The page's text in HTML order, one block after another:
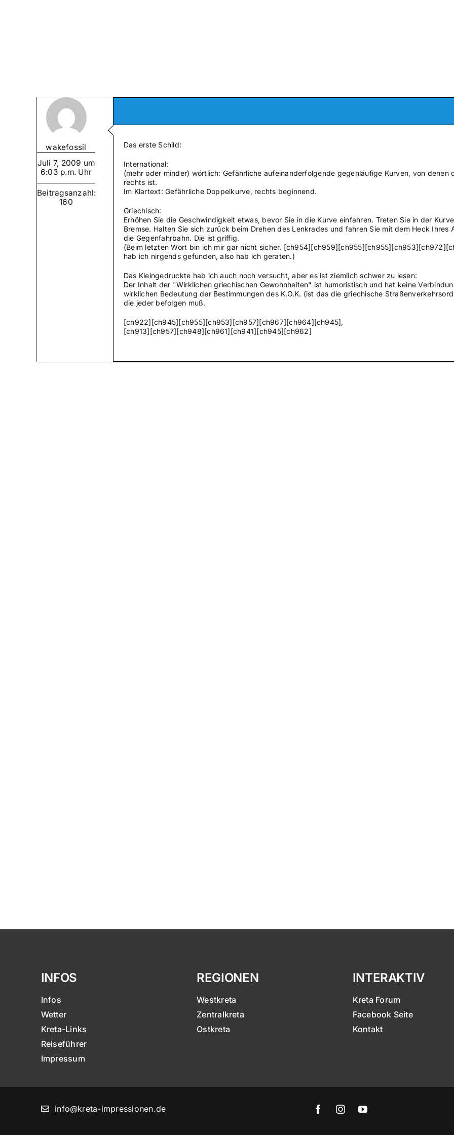
wakefossil
Juli 7, 2009 um
6:03 p.m. Uhr
Beitragsanzahl:
160
Das erste Schild:
International:
(mehr oder minder) wörtlich: Gefährliche aufeinanderfolgende gegenläufige Kurven, von denen
rechts ist.
Im Klartext: Gefährliche Doppelkurve, rechts beginnend.
Griechisch:
Erhöhen Sie die Geschwindigkeit etwas, bevor Sie in die Kurve einfahren. Treten Sie in der
Bremse. Halten Sie sich zurück beim Drehen des Lenkrades und fahren Sie mit dem Heck Ihres
die Gegenfahrbahn. Die ist griffig.
(Beim letzten Wort bin ich mir gar nicht sicher.
hab ich nirgends gefunden, also hab ich geraten.)
Das Kleingedruckte hab ich auch noch versucht, aber es ist ziemlich schwer zu lesen:
Der Inhalt der "Wirklichen griechischen Gewohnheiten" ist humoristisch und hat keine
wirklichen Bedeutung der Bestimmungen des K.O.K. (ist das die griechische
die jeder befolgen muß.
[ch922][ch945][ch955][ch953][ch957][ch967][ch964][ch945],
[ch913][ch957][ch948][ch961][ch941][ch945][ch962]
INFOS
Infos
Wetter
Kreta-Links
Reiseführer
Impressum
REGIONEN
Westkreta
Zentralkreta
Ostkreta
INTERAKTIV
Kreta Forum
Facebook Seite
Kontakt
info@kreta-impressionen.de